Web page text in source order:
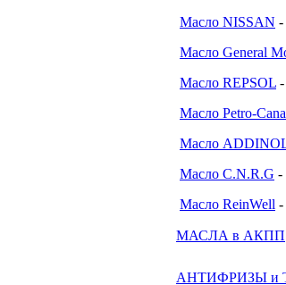
Масло NISSAN -
Масло General
Масло REPSOL -
Масло Petro-
Масло
Масло C.N.R.G -
Масло ReinWell -
МАСЛА в АКПП
АНТИФРИЗЫ и